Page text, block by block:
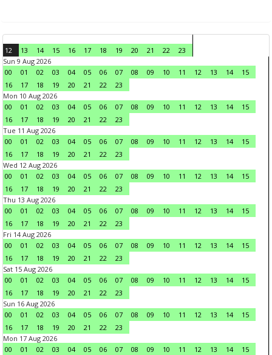
12 13 14 15 16 17 18 19 20 21 22
23
Sun 9 Aug 2026
00
01 02 03 04 05 06 07 08 09 10 11 12 13 14
15
16
17 18 19 20 21 22
23
Mon 10 Aug 2026
00
01 02 03 04 05 06 07 08 09 10 11 12 13 14
15
16
17 18 19 20 21 22
23
Tue 11 Aug 2026
00
01 02 03 04 05 06 07 08 09 10 11 12 13 14
15
16
17 18 19 20 21 22
23
Wed 12 Aug 2026
00
01 02 03 04 05 06 07 08 09 10 11 12 13 14
15
16
17 18 19 20 21 22
23
Thu 13 Aug 2026
00
01 02 03 04 05 06 07 08 09 10 11 12 13 14
15
16
17 18 19 20 21 22
23
Fri 14 Aug 2026
00
01 02 03 04 05 06 07 08 09 10 11 12 13 14
15
16
17 18 19 20 21 22
23
Sat 15 Aug 2026
00
01 02 03 04 05 06 07 08 09 10 11 12 13 14
15
16
17 18 19 20 21 22
23
Sun 16 Aug 2026
00
01 02 03 04 05 06 07 08 09 10 11 12 13 14
15
16
17 18 19 20 21 22
23
Mon 17 Aug 2026
00
01 02 03 04 05 06 07 08 09 10 11 12 13 14 15